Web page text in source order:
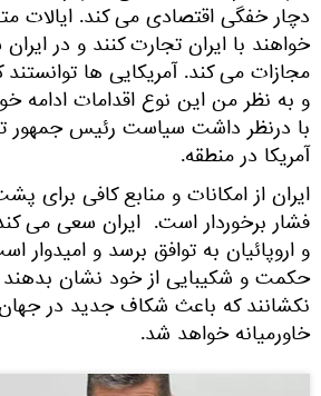
دچار خفگی اقتصادی می کند. ایالات
خواهند با ایران تجارت کنند و در
مجازات می کند. آمریکایی ها توانستند
و به نظر من این نوع اقدامات ادامه
با درنظر داشت سیاست رئیس جمهور
آمریکا در منطقه.
ایران از امکانات و منابع کافی برای
فشار برخوردار است. ایران سعی می
و اروپائیان به توافق برسد و
حکمت و شکیبایی از خود نشان بدهند و
نکشانند که باعث شکاف جدید در
خاورمیانه خواهد شد.